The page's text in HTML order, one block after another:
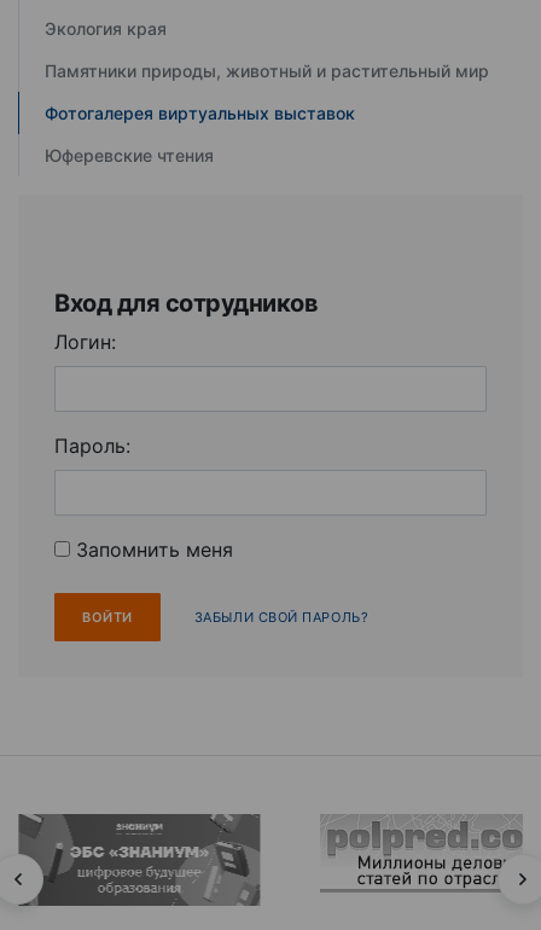
Экология края
Памятники природы, животный и растительный мир
Фотогалерея виртуальных выставок
Юферевские чтения
Вход для сотрудников
Логин:
Пароль:
Запомнить меня
ЗАБЫЛИ СВОЙ ПАРОЛЬ?